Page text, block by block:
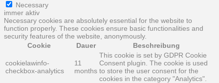
Necessary
immer aktiv
Necessary cookies are absolutely essential for the website to
function properly. These cookies ensure basic functionalities and
security features of the website, anonymously.
Cookie
Dauer Beschreibung
cookielawinfo-
checkbox-analytics
11
months
This cookie is set by GDPR Cookie
Consent plugin. The cookie is used
to store the user consent for the
cookies in the category "Analytics".